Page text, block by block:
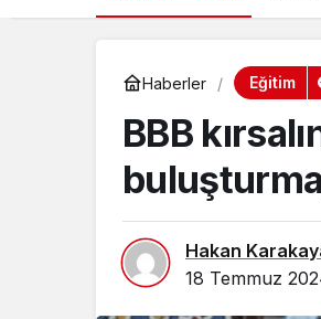
Haberler Eğitim
BBB
Hakan
18 Temmuz